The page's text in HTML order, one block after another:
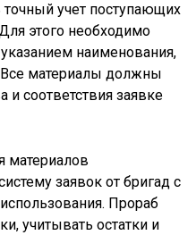
точный учет поступающих
этого необходимо
наименования,
материалы должны
и соответствия заявке
материалов
заявок от бригад с
Прораб
учитывать остатки и